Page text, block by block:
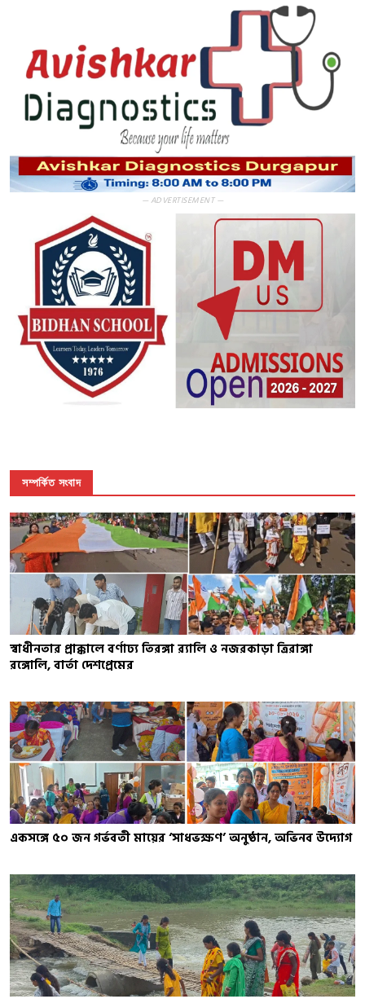
— ADVERTISEMENT —
সম্পর্কিত সংবাদ
স্বাধীনতার প্রাক্কালে বর্ণাঢ্য তিরঙ্গা র‍্যালি ও নজরকাড়া ত্রিরাঙ্গা
রঙ্গোলি, বার্তা দেশপ্রেমের
একসঙ্গে ৫০ জন গর্ভবতী মায়ের ‘সাধভক্ষণ’ অনুষ্ঠান, অভিনব উদ্যোগ